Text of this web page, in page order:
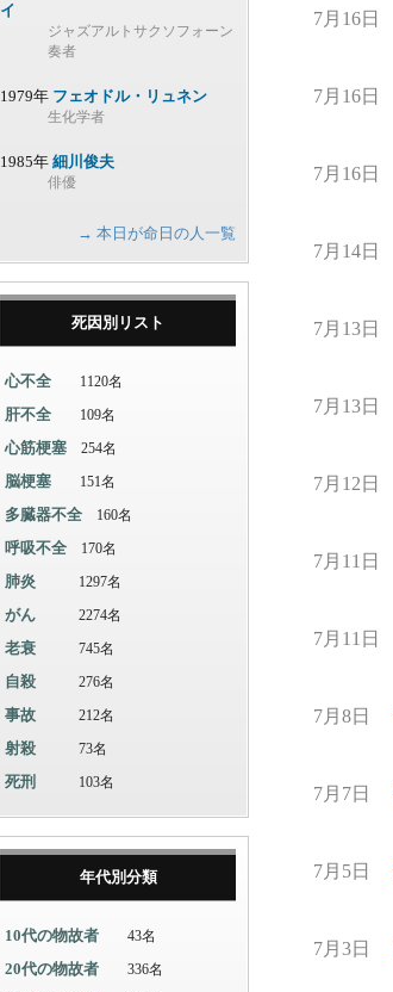
7月16日
7月16日
7月16日
7月14日
7月13日
7月13日
7月12日
7月11日
7月11日
7月8日
7月7日
7月5日
7月3日
イ
ジャズアルトサクソフォーン
奏者
1979年 フェオドル・リュネン
生化学者
1985年 細川俊夫
俳優
→ 本日が命日の人一覧
死因別リスト
心不全 1120名
肝不全 109名
心筋梗塞 254名
脳梗塞 151名
多臓器不全 160名
呼吸不全 170名
肺炎 1297名
がん 2274名
老衰 745名
自殺 276名
事故 212名
射殺 73名
死刑 103名
年代別分類
10代の物故者 43名
20代の物故者 336名